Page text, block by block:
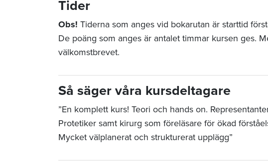
Tider
Obs! Tiderna som anges vid bokarutan är starttid
De poäng som anges är antalet timmar kursen ges.
välkomstbrevet.
Så säger våra kursdeltagare
”En komplett kurs! Teori och hands on.
Protetiker samt kirurg som föreläsare för ökad
Mycket välplanerat och strukturerat upplägg”